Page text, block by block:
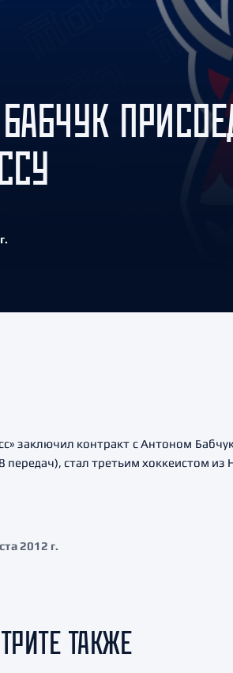
заключил контракт с Антоном
передач), стал третьим хоккеистом
2012 г.
ТАКЖЕ